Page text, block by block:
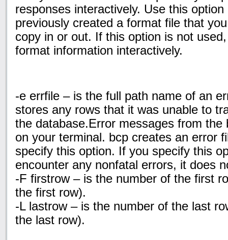
responses interactively. Use this
previously created a format file that
copy in or out. If this option is not
format information interactively.
-e errfile – is the full path name of an
stores any rows that it was unable to
the database.Error messages from the
on your terminal. bcp creates an error
specify this option. If you specify this
encounter any nonfatal errors, it does
-F firstrow – is the number of the first
the first row).
-L lastrow – is the number of the last
the last row).